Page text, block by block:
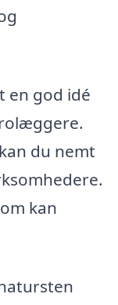
en god idé
du nemt
kan